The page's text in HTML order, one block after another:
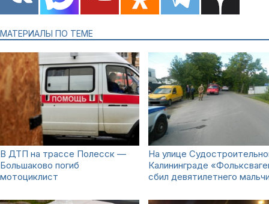
МАТЕРИАЛЫ ПО ТЕМЕ
В ДТП на трассе Полесск —
Большаково погиб
мотоциклист
На улице
Калининграде
сбил девятилетнего